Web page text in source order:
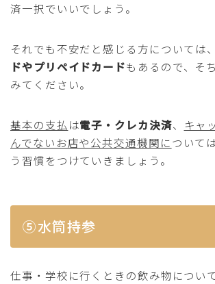
済一択でいいでしょう。
それでも不安だと感じる方については、
ドやプリペイドカードもあるので、そ
みてください。
基本の支払 は電子・クレカ決済、
キャ
んでないお店や公共交通機関について
う習慣をつけていきましょう。
⑤水筒持参
仕事・学校に行くときの飲み物につい